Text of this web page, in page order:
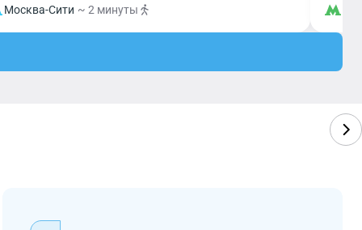
Москва-Сити ~ 2 минуты